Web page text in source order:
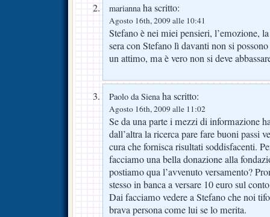
mariannaha scritto:
Agosto 16th, 2009 alle 10:41
Stefano è nei miei pensieri, l’emozione,
sera con Stefano lì davanti non si
un attimo, ma è vero non si deve
Paolo da Sienaha scritto:
Agosto 16th, 2009 alle 11:02
Se da una parte i mezzi di informazione
dall’altra la ricerca pare fare buoni passi
cura che fornisca risultati soddisfacenti.
facciamo una bella donazione alla
postiamo qua l’avvenuto versamento?
stesso in banca a versare 10 euro sul
Dai facciamo vedere a Stefano che noi
brava persona come lui se lo merita.